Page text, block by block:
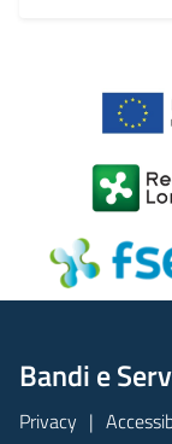
Bandi e
Privacy